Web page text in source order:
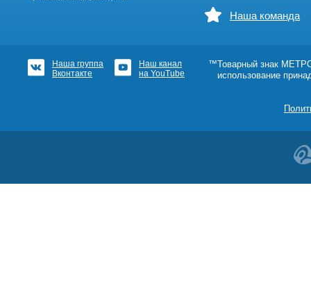
Наша команда
Наша группа
Вконтакте
Наш канал
на YouTube
™Товарный знак
использование